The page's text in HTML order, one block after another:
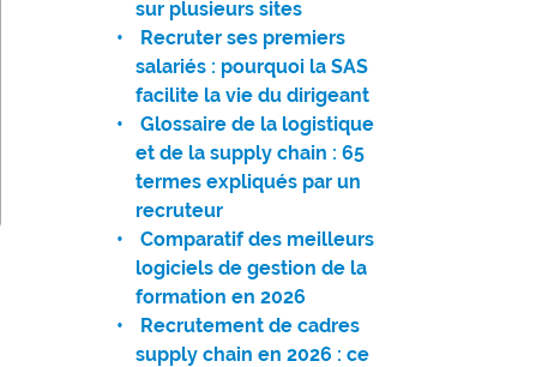
sur plusieurs sites
Recruter ses premiers
salariés : pourquoi la SAS
facilite la vie du dirigeant
Glossaire de la logistique
et de la supply chain : 65
termes expliqués par un
recruteur
Comparatif des meilleurs
logiciels de gestion de la
formation en 2026
Recrutement de cadres
supply chain en 2026 : ce